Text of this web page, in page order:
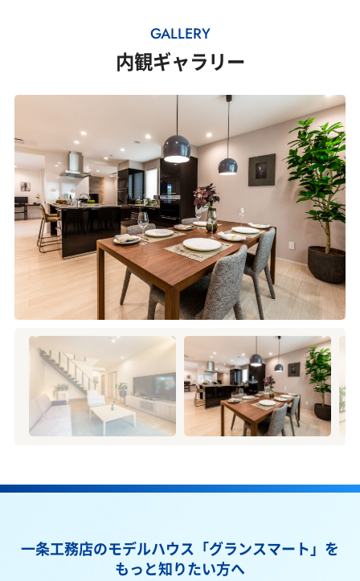
GALLERY
内観ギャラリー
一条工務店のモデルハウス「グランスマート」を
もっと知りたい方へ